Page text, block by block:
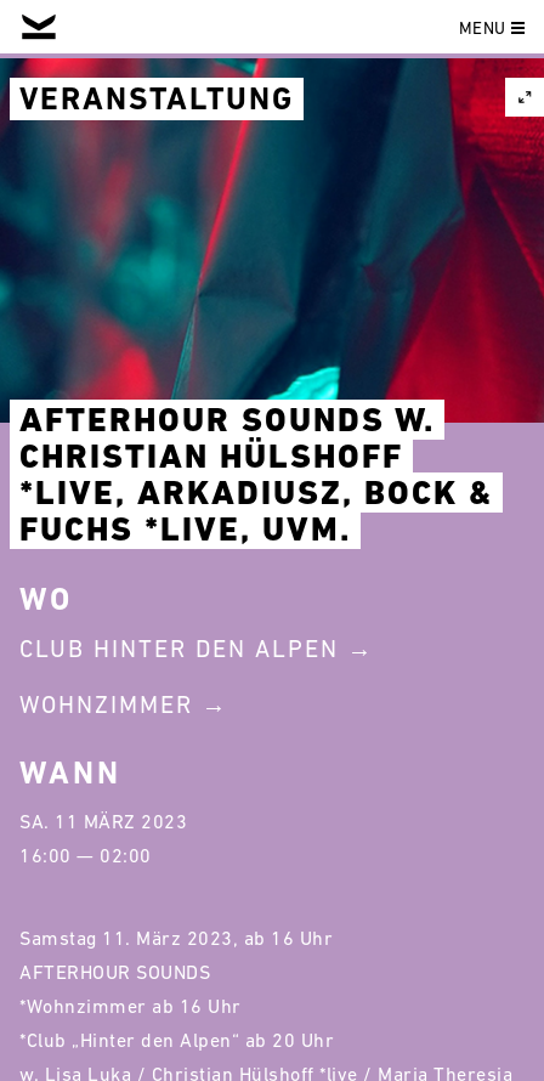
Skip
to
content
MENU
VERANSTALTUNG
AFTERHOUR SOUNDS W.
CHRISTIAN HÜLSHOFF
*LIVE, ARKADIUSZ, BOCK &
FUCHS *LIVE, UVM.
Samstag 11. März 2023, ab 16 Uhr
AFTERHOUR SOUNDS
*Wohnzimmer ab 16 Uhr
*Club „Hinter den Alpen“ ab 20 Uhr
w. Lisa Luka / Christian Hülshoff *live / Maria Theresia
WO
CLUB HINTER DEN ALPEN
WOHNZIMMER
WANN
SA. 11 MÄRZ 2023
16:00 — 02:00